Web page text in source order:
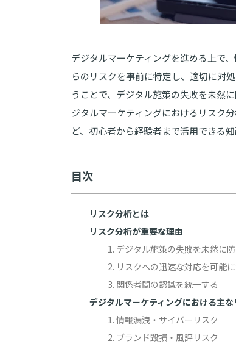
デジタルマーケティングを進める上で
らのリスクを事前に特定し、適切に対
うことで、デジタル施策の失敗を未然
ジタルマーケティングにおけるリスク
ど、初心者から経験者まで活用できる知
目次
リスク分析とは
リスク分析が重要な理由
1. デジタル施策の失敗を未然に
2. リスクへの迅速な対応を可能
3. 関係者間の認識を統一する
デジタルマーケティングにおける主な
1. 情報漏洩・サイバーリスク
2. ブランド毀損・風評リスク